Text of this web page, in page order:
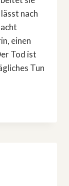
nach
einen
Tod ist
Tun